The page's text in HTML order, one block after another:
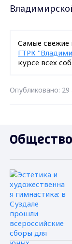
Самые свежие
ГТРК
курсе всех
Опубликовано: 29
Общество